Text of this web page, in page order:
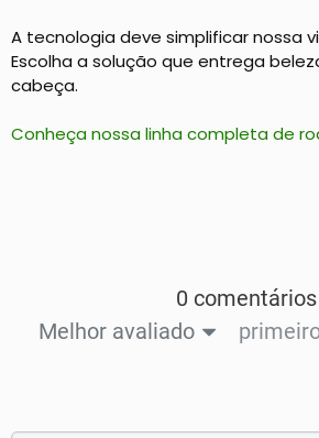
A tecnologia deve simplificar nossa
Escolha a solução que entrega
cabeça.
Conheça nossa linha completa de
0 comentários
Melhor avaliado